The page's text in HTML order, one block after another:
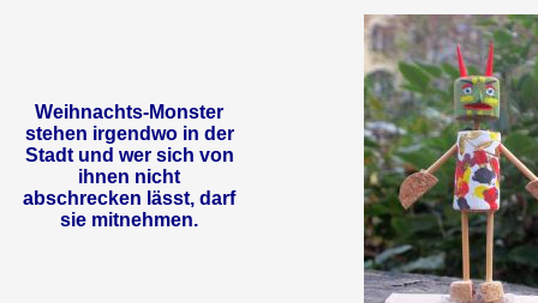
Weihnachts-Monster
stehen irgendwo in der
Stadt und wer sich von
ihnen nicht
abschrecken lässt, darf
sie mitnehmen.